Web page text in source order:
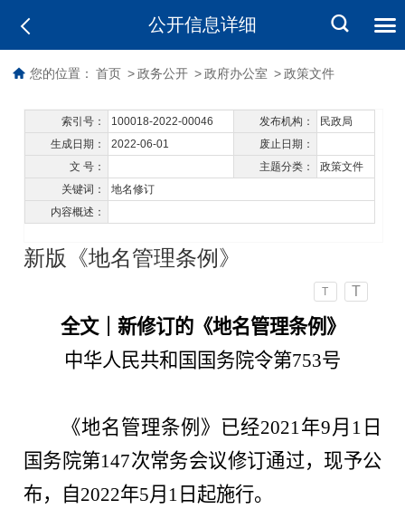
公开信息详细
您的位置： 首页 > 政务公开 > 政府办公室 > 政策文件
索引号： 100018-2022-00046 发布机构：
民政局
生成日期：
2022-06-01
废止日期：
文 号：
主题分类：
政策文件
关键词：
地名修订
内容概述：
新版《地名管理条例》
T T
全文｜新修订的《地名管理条例》
中华人民共和国国务院令第753号
《地名管理条例》已经2021年9月1日
国务院第147次常务会议修订通过，现予公
布，自2022年5月1日起施行。